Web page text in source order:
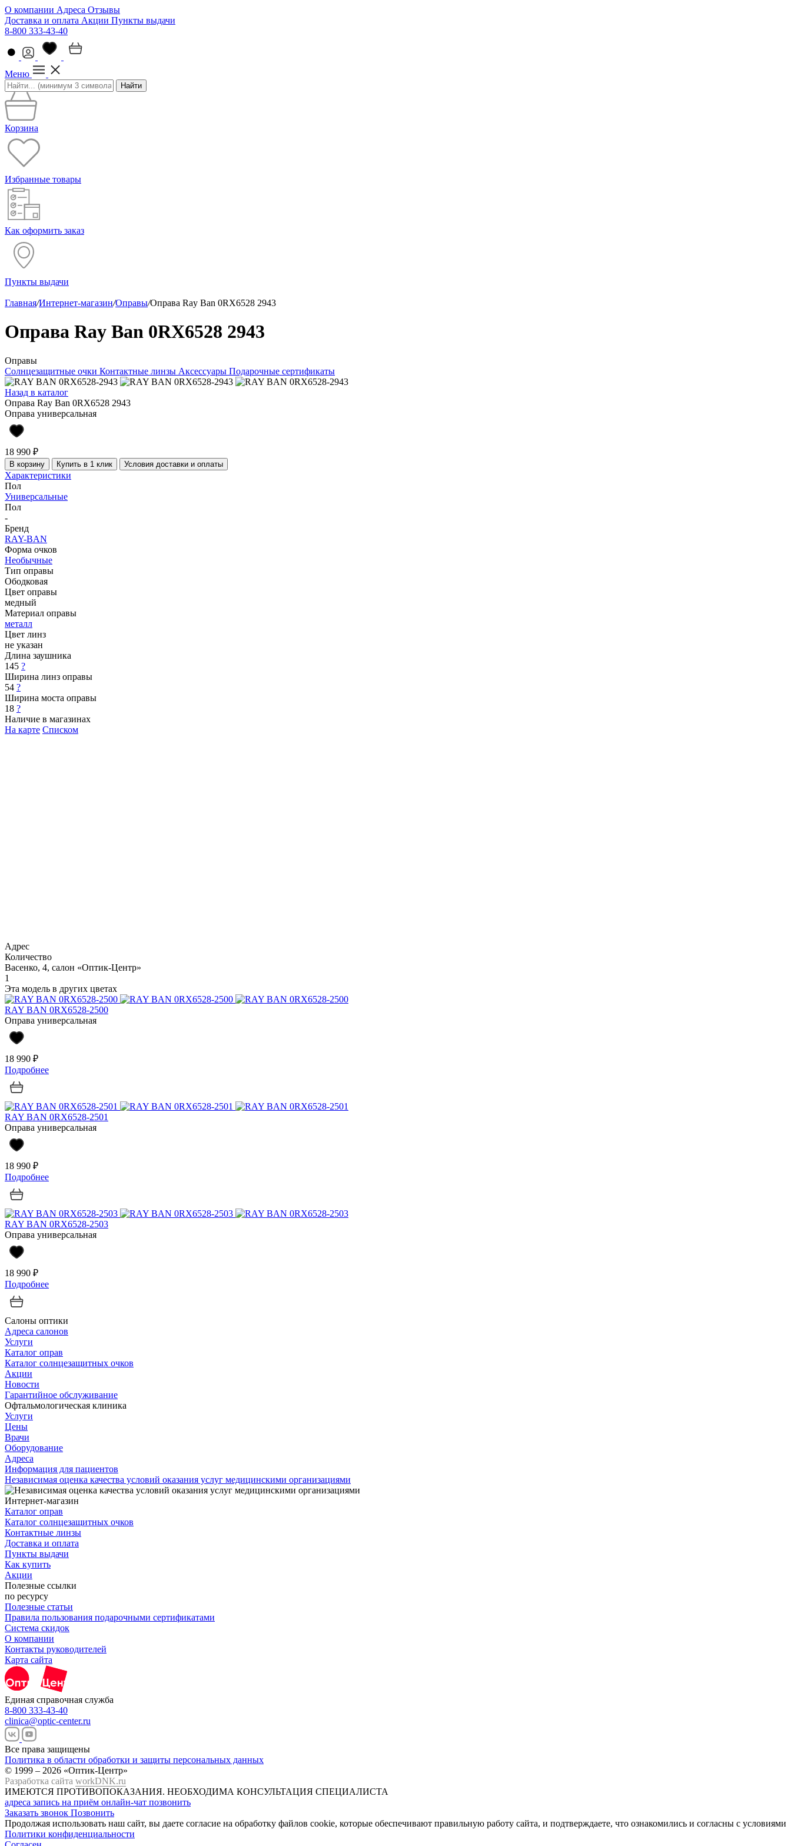
О компании Адреса Отзывы
Доставка и оплата Акции Пункты выдачи
8-800 333-43-40
Меню
Найти
Корзина
Избранные товары
Как оформить заказ
Пункты выдачи
Главная/Интернет-магазин/Оправы/Оправа Ray Ban 0RX6528 2943
Оправа Ray Ban 0RX6528 2943
Оправы
Солнцезащитные очки Контактные линзы Аксессуары Подарочные сертификаты
Назад в каталог
Оправа Ray Ban 0RX6528 2943
Оправа универсальная
18 990 ₽
В корзину Купить в 1 клик Условия доставки и оплаты
Характеристики
Пол
Универсальные
Пол
-
Бренд
RAY-BAN
Форма очков
Необычные
Тип оправы
Ободковая
Цвет оправы
медный
Материал оправы
металл
Цвет линз
не указан
Длина заушника
145 ?
Ширина линз оправы
54 ?
Ширина моста оправы
18 ?
Наличие в магазинах
На карте Списком
Адрес
Количество
Васенко, 4, салон «Оптик-Центр»
1
Эта модель в других цветах
RAY BAN 0RX6528-2500
Оправа универсальная
18 990 ₽
Подробнее
RAY BAN 0RX6528-2501
Оправа универсальная
18 990 ₽
Подробнее
RAY BAN 0RX6528-2503
Оправа универсальная
18 990 ₽
Подробнее
Салоны оптики
Адреса салонов
Услуги
Каталог оправ
Каталог солнцезащитных очков
Акции
Новости
Гарантийное обслуживание
Офтальмологическая клиника
Услуги
Цены
Врачи
Оборудование
Адреса
Информация для пациентов
Независимая оценка качества условий оказания услуг медицинскими организациями
Интернет-магазин
Каталог оправ
Каталог солнцезащитных очков
Контактные линзы
Доставка и оплата
Пункты выдачи
Как купить
Акции
Полезные ссылки
по ресурсу
Полезные статьи
Правила пользования подарочными сертификатами
Система скидок
О компании
Контакты руководителей
Карта сайта
Единая справочная служба
8-800 333-43-40
clinica@optic-center.ru
Все права защищены
Политика в области обработки и защиты персональных данных
© 1999 – 2026 «Оптик-Центр»
Разработка сайта workDNK.ru
ИМЕЮТСЯ ПРОТИВОПОКАЗАНИЯ. НЕОБХОДИМА КОНСУЛЬТАЦИЯ СПЕЦИАЛИСТА
адреса запись на приём онлайн-чат позвонить
Заказать звонок Позвонить
Продолжая использовать наш сайт, вы даете согласие на обработку файлов cookie, которые обеспечивают правильную работу сайта, и подтверждаете, что ознакомились и согласны с условиями
Политики конфиденциальности